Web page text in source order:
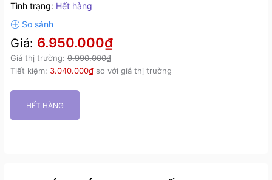
Tình trạng: Hết hàng
Giá: 6.950.000₫
Giá thị trường: 9.990.000₫
Tiết kiệm: 3.040.000₫ so với giá thị trường
HẾT HÀNG